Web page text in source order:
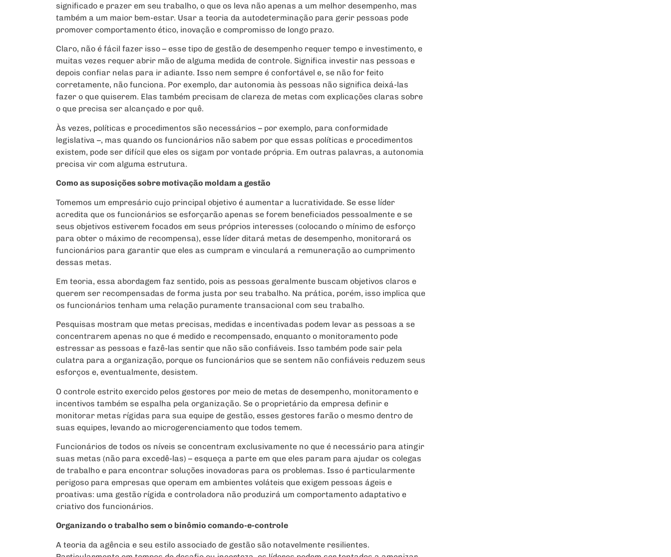
significado e prazer em seu trabalho, o que os leva não apenas a um melhor desempenho, mas
também a um maior bem-estar. Usar a teoria da autodeterminação para gerir pessoas pode
promover comportamento ético, inovação e compromisso de longo prazo.
Claro, não é fácil fazer isso – esse tipo de gestão de desempenho requer tempo e investimento, e
muitas vezes requer abrir mão de alguma medida de controle. Significa investir nas pessoas e
depois confiar nelas para ir adiante. Isso nem sempre é confortável e, se não for feito
corretamente, não funciona. Por exemplo, dar autonomia às pessoas não significa deixá-las
fazer o que quiserem. Elas também precisam de clareza de metas com explicações claras sobre
o que precisa ser alcançado e por quê.
Às vezes, políticas e procedimentos são necessários – por exemplo, para conformidade
legislativa –, mas quando os funcionários não sabem por que essas políticas e procedimentos
existem, pode ser difícil que eles os sigam por vontade própria. Em outras palavras, a autonomia
precisa vir com alguma estrutura.
Como as suposições sobre motivação moldam a gestão
Tomemos um empresário cujo principal objetivo é aumentar a lucratividade. Se esse líder
acredita que os funcionários se esforçarão apenas se forem beneficiados pessoalmente e se
seus objetivos estiverem focados em seus próprios interesses (colocando o mínimo de esforço
para obter o máximo de recompensa), esse líder ditará metas de desempenho, monitorará os
funcionários para garantir que eles as cumpram e vinculará a remuneração ao cumprimento
dessas metas.
Em teoria, essa abordagem faz sentido, pois as pessoas geralmente buscam objetivos claros e
querem ser recompensadas de forma justa por seu trabalho. Na prática, porém, isso implica que
os funcionários tenham uma relação puramente transacional com seu trabalho.
Pesquisas mostram que metas precisas, medidas e incentivadas podem levar as pessoas a se
concentrarem apenas no que é medido e recompensado, enquanto o monitoramento pode
estressar as pessoas e fazê-las sentir que não são confiáveis. Isso também pode sair pela
culatra para a organização, porque os funcionários que se sentem não confiáveis reduzem seus
esforços e, eventualmente, desistem.
O controle estrito exercido pelos gestores por meio de metas de desempenho, monitoramento e
incentivos também se espalha pela organização. Se o proprietário da empresa definir e
monitorar metas rígidas para sua equipe de gestão, esses gestores farão o mesmo dentro de
suas equipes, levando ao microgerenciamento que todos temem.
Funcionários de todos os níveis se concentram exclusivamente no que é necessário para atingir
suas metas (não para excedê-las) – esqueça a parte em que eles param para ajudar os colegas
de trabalho e para encontrar soluções inovadoras para os problemas. Isso é particularmente
perigoso para empresas que operam em ambientes voláteis que exigem pessoas ágeis e
proativas: uma gestão rígida e controladora não produzirá um comportamento adaptativo e
criativo dos funcionários.
Organizando o trabalho sem o binômio comando-e-controle
A teoria da agência e seu estilo associado de gestão são notavelmente resilientes.